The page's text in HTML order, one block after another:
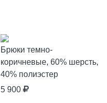
Брюки темно-
коричневые, 60% шерсть,
40% полиэстер
5 900